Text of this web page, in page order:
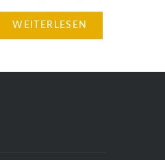
Es war genau
WEITERLESEN